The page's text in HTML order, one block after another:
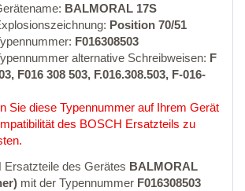
BALMORAL 17S
Position 70/51
F016308503
alternative Schreibweisen: F
F016 308 503, F.016.308.503, F-016-
Sie diese Typennummer auf Ihrem Gerät
des BOSCH Ersatzteils zu
Ersatzteile des Gerätes BALMORAL
mit der Typennummer F016308503